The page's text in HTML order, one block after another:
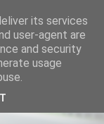
its services
user-agent are
and security
usage